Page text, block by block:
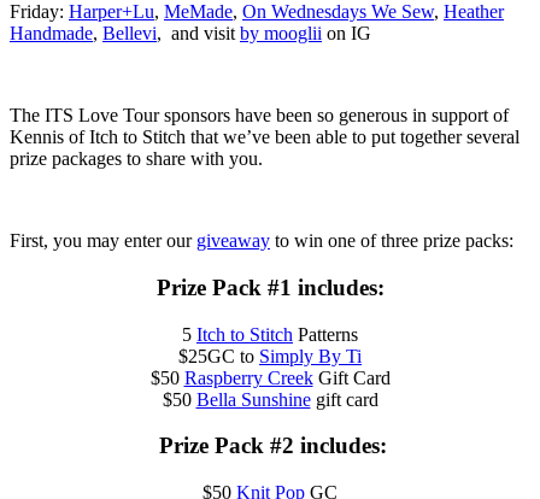
Friday: Harper+Lu, MeMade, On Wednesdays We Sew, Heather
Handmade, Bellevi, and visit by mooglii on IG
The ITS Love Tour sponsors have been so generous in support of
Kennis of Itch to Stitch that we’ve been able to put together several
prize packages to share with you.
First, you may enter our giveaway to win one of three prize packs:
Prize Pack #1 includes:
5 Itch to Stitch Patterns
$25GC to Simply By Ti
$50 Raspberry CreekGift Card
$50 Bella Sunshinegift card
Prize Pack #2 includes:
$50 Knit Pop GC